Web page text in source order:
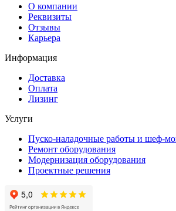
О компании
Реквизиты
Отзывы
Карьера
Информация
Доставка
Оплата
Лизинг
Услуги
Пуско-наладочные работы и шеф-
Ремонт оборудования
Модернизация оборудования
Проектные решения